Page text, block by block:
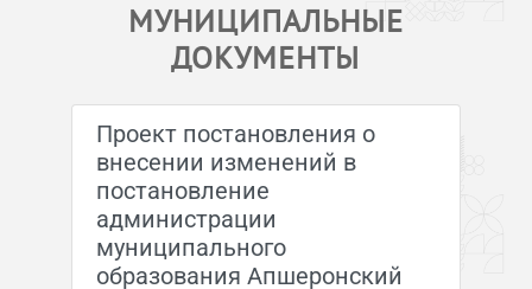
МУНИЦИПАЛЬНЫЕ
ДОКУМЕНТЫ
Проект постановления о
внесении изменений в
постановление
администрации
муниципального
образования Апшеронский